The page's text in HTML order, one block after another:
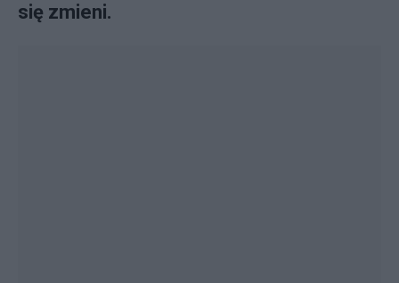
się zmieni.